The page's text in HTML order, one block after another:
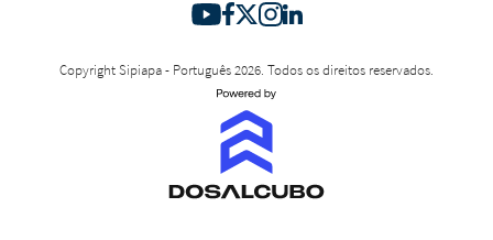
Copyright Sipiapa - Português 2026. Todos os direitos reservados.